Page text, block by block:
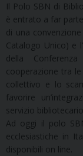
Il Polo SBN di
è entrato a far
di una
Catalogo Unico) e
della
cooperazione tra
collettivo e lo
favorire
servizio
Ad oggi il polo
ecclesiastiche in
disponibili on line.